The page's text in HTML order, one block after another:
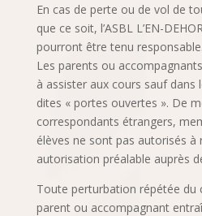
En cas de perte ou de vol de
que ce soit, l’ASBL L’EN-
pourront être tenu responsable.
Les parents ou
à assister aux cours sauf dans
dites « portes ouvertes ». De
correspondants étrangers,
élèves ne sont pas autorisés à
autorisation préalable auprès
Toute perturbation répétée du
parent ou accompagnant